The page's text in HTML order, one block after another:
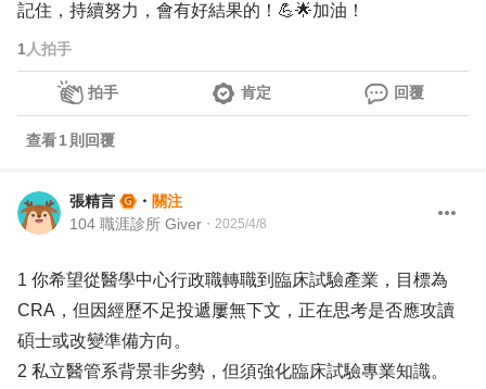
記住，持續努力，會有好結果的！💪🌟加油！
1 人拍手
拍手 肯定 回覆
查看1 則回覆
張精言 ・ 關注
104 職涯診所 Giver ・ 2025/4/8
1 你希望從醫學中心行政職轉職到臨床試驗產業，目標為
CRA，但因經歷不足投遞屢無下文，正在思考是否應攻讀
碩士或改變準備方向。
2 私立醫管系背景非劣勢，但須強化臨床試驗專業知識。